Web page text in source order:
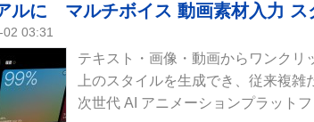
ルに マルチボイス 動画素材入力 ス
03:31
テキスト・画像・動画からワンクリ
上のスタイルを生成でき、従来複
次世代 AI アニメーションプラット